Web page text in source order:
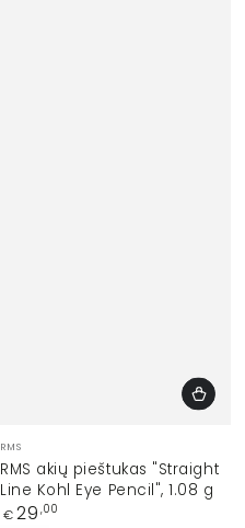
Prekinis
ženklas:
RMS
RMS akių pieštukas "Straight
Line Kohl Eye Pencil", 1.08 g
Įprasta
€ 29 ,00